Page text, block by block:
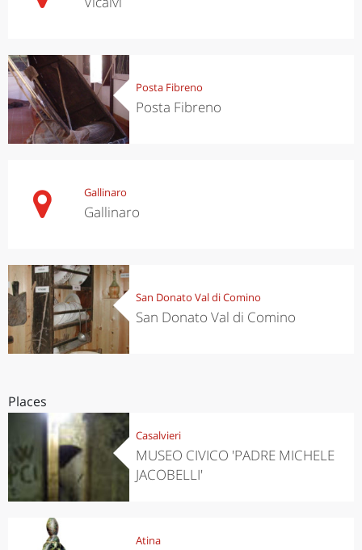
Posta Fibreno
Posta Fibreno
Gallinaro
Gallinaro
San Donato Val di Comino
San Donato Val di Comino
Places
Casalvieri
MUSEO CIVICO 'PADRE MICHELE
JACOBELLI'
Atina